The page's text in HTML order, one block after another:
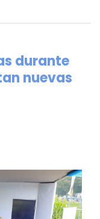
durante
nuevas